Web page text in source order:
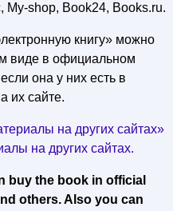
My-shop, Book24, Books.ru.
книгу» можно
виде в официальном
она у них есть в
их сайте.
на других сайтах»
на других сайтах.
buy the book in official
others. Also you can